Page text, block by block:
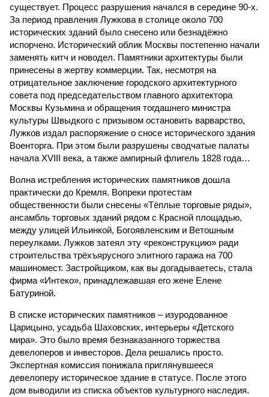
существует. Процесс разрушения начался в середине 90-х.
За период правления Лужкова в столице около 700
исторических зданий было снесено или безнадёжно
испорчено. Исторический облик Москвы постепенно начали
заменять китч и новодел. Памятники архитектуры были
принесены в жертву коммерции. Так, несмотря на
отрицательное заключение городского архитектурного
совета под председательством главного архитектора
Москвы Кузьмина и обращения тогдашнего министра
культуры Швыдкого с призывом остановить варварство,
Лужков издал распоряжение о сносе исторического здания
Военторга. При этом были разрушены сводчатые палаты
начала XVIII века, а также ампирный флигель 1828 года…
Волна истребления исторических памятников дошла
практически до Кремля. Вопреки протестам
общественности были снесены «Тёплые торговые ряды»,
ансамбль торговых зданий рядом с Красной площадью,
между улицей Ильинкой, Богоявленским и Ветошным
переулками. Лужков затеял эту «реконструкцию» ради
строительства трёхъярусного элитного гаража на 700
машиномест. Застройщиком, как вы догадываетесь, стала
фирма «Интеко», принадлежавшая его жене Елене
Батуриной.
В списке исторических памятников – изуродованное
Царицыно, усадьба Шаховских, интерьеры «Детского
мира». Это было время безнаказанного торжества
девелоперов и инвесторов. Дела решались просто.
Экспертная комиссия понижала приглянувшееся
девелоперу историческое здание в статусе. После этого
дом выводили из списка объектов культурного наследия.